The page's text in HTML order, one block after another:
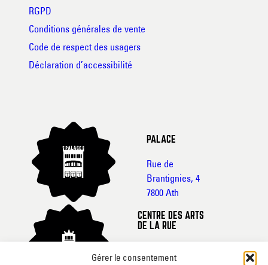
Gérer le consentement
RGPD
Conditions générales de vente
Code de respect des usagers
Déclaration d’accessibilité
PALACE
Rue de
Brantignies, 4
7800 Ath
CENTRE DES ARTS
DE LA RUE
22